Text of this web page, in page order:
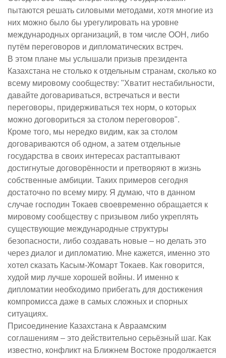
пытаются решать силовыми методами, хотя многие из
них можно было бы урегулировать на уровне
международных организаций, в том числе ООН, либо
путём переговоров и дипломатических встреч.
В этом плане мы услышали призыв президента
Казахстана не столько к отдельным странам, сколько ко
всему мировому сообществу: "Хватит нестабильности,
давайте договариваться, встречаться и вести
переговоры, придерживаться тех норм, о которых
можно договориться за столом переговоров".
Кроме того, мы нередко видим, как за столом
договариваются об одном, а затем отдельные
государства в своих интересах растаптывают
достигнутые договорённости и претворяют в жизнь
собственные амбиции. Таких примеров сегодня
достаточно по всему миру. Я думаю, что в данном
случае господин Токаев своевременно обращается к
мировому сообществу с призывом либо укреплять
существующие международные структуры
безопасности, либо создавать новые – но делать это
через диалог и дипломатию. Мне кажется, именно это
хотел сказать Касым-Жомарт Токаев. Как говорится,
худой мир лучше хорошей войны. И именно к
дипломатии необходимо прибегать для достижения
компромисса даже в самых сложных и спорных
ситуациях.
Присоединение Казахстана к Авраамским
соглашениям – это действительно серьёзный шаг. Как
известно, конфликт на Ближнем Востоке продолжается